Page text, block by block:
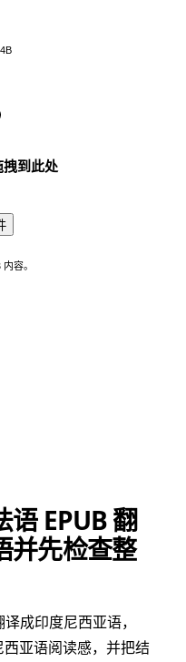
拽到此处
容。
语 EPUB 翻
并先检查整
成印度尼西亚语，
亚语阅读感，并把结